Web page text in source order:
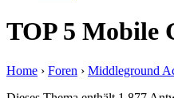
TOP 5 Mobile
Home › Foren › Middleground